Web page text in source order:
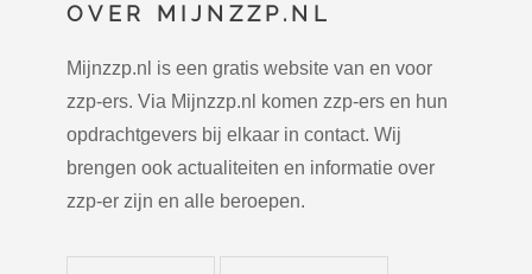
OVER MIJNZZP.NL
Mijnzzp.nl is een gratis website van en voor
zzp-ers. Via Mijnzzp.nl komen zzp-ers en hun
opdrachtgevers bij elkaar in contact. Wij
brengen ook actualiteiten en informatie over
zzp-er zijn en alle beroepen.